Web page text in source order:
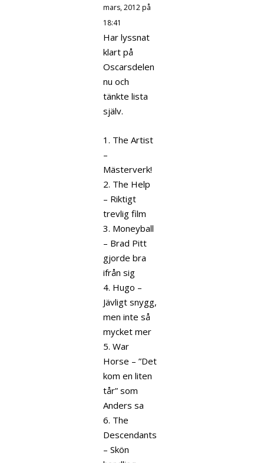
mars, 2012 på
18:41
Har lyssnat
klart på
Oscarsdelen
nu och
tänkte lista
själv.
1. The Artist
–
Mästerverk!
2. The Help
– Riktigt
trevlig film
3. Moneyball
– Brad Pitt
gjorde bra
ifrån sig
4. Hugo –
Jävligt snygg,
men inte så
mycket mer
5. War
Horse – ”Det
kom en liten
tår” som
Anders sa
6. The
Descendants
– Skön